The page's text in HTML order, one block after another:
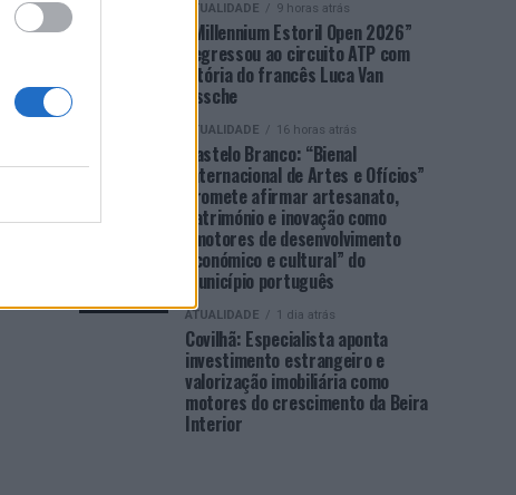
ATUALIDADE 9 horas atrás
“Millennium Estoril Open 2026”
regressou ao circuito ATP com
vitória do francês Luca Van
Assche
ATUALIDADE 16 horas atrás
Castelo Branco: “Bienal
Internacional de Artes e Ofícios”
promete afirmar artesanato,
património e inovação como
“motores de desenvolvimento
económico e cultural” do
município português
ATUALIDADE 1 dia atrás
Covilhã: Especialista aponta
investimento estrangeiro e
valorização imobiliária como
motores do crescimento da Beira
Interior